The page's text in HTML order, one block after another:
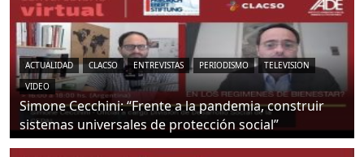
ACTUALIDAD CLACSO ENTREVISTAS PERIODISMO
TELEVISION
VIDEO
Simone Cecchini: “Frente a la pandemia, construir
sistemas universales de protección social”